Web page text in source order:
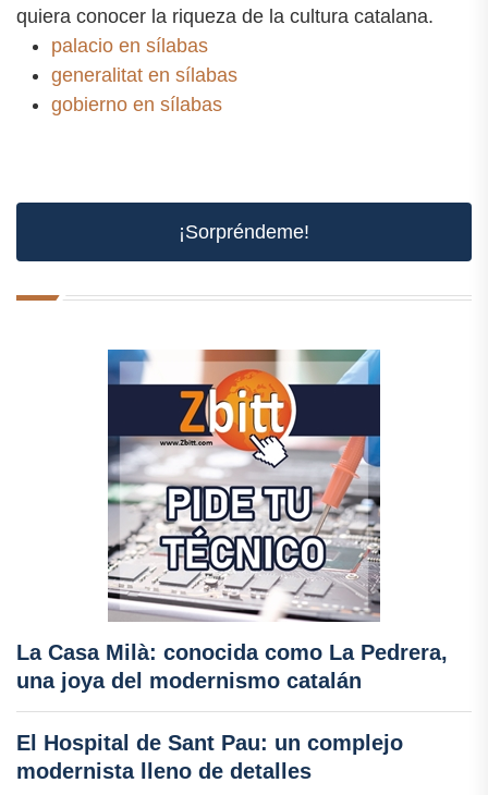
quiera conocer la riqueza de la cultura catalana.
palacio en sílabas
generalitat en sílabas
gobierno en sílabas
¡Sorpréndeme!
La Casa Milà: conocida como La Pedrera,
una joya del modernismo catalán
El Hospital de Sant Pau: un complejo
modernista lleno de detalles